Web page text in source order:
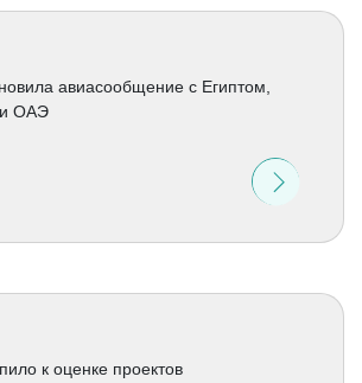
авиасообщение с Египтом,
ОАЭ
к оценке проектов